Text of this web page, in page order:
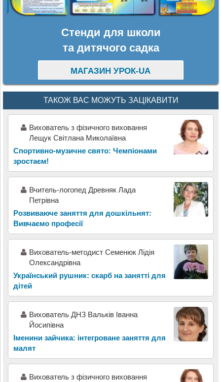
Стенди для школи
та дитячого садка
МАГАЗИН УРОК-UA
ТАКОЖ ВАС МОЖУТЬ ЗАЦІКАВИТИ
Вихователь з фізичного виховання
Лещук Світлана Миколаївна
Спортивно-музичне свято: Чемпіонами
зростаєм!
Вчитель-логопед Древняк Лада
Петрівна
Розвиваюче заняття для дошкільнят:
Вивчаємо професії
Вихователь-методист Семенюк Лідія
Олександрівна
Український рушник: скарб на занятті для
дітей
Вихователь ДНЗ Вальків Іванна
Йосипівна
Іменини зайчика: інтегроване заняття для
малят
Вихователь з фізичного виховання